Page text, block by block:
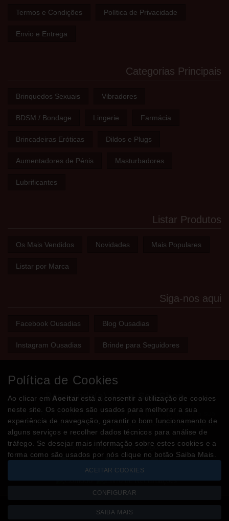
Termos e Condições Política de Privacidade
Envio e Entrega
Categorias Principais
Brinquedos Sexuais Vibradores
BDSM / Bondage Lingerie Farmácia
Brincadeiras Eróticas Dildos e Plugs
Aumentadores de Pénis Masturbadores
Lubrificantes
Listar Produtos
Os Mais Vendidos Novidades Mais Populares
Listar por Marca
Siga-nos aqui
Facebook Ousadias Blog Ousadias
Instagram Ousadias Brinde para Seguidores
Bem-vindo(a) à sua Sex Shop
A loja onde encontra tudo o que precisa para apimentar a sua
relação e tornar o sexo mais divertido, interessante e excitante!
Partilhe com os seus amigos!
Todos os valores incluem IVA à taxa em vigorCopyright © OUSADIAS.pt 2026
Política de Cookies
Ao clicar em Aceitar está a consentir a utilização de cookies
neste site. Os cookies são usados para melhorar a sua
experiência de navegação, garantir o bom funcionamento de
alguns serviços e recolher dados técnicos para análise de
tráfego. Se desejar mais informação sobre estes cookies e a
forma como são usados por nós clique no botão Saiba Mais.
ACEITAR COOKIES
CONFIGURAR
SAIBA MAIS